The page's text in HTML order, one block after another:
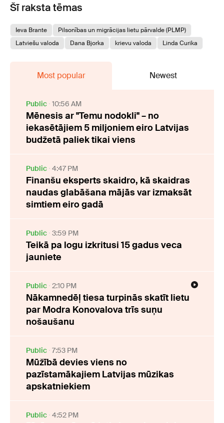
Šī raksta tēmas
Ieva Brante
Pilsonības un migrācijas lietu pārvalde (PLMP)
Latviešu valoda
Dana Bjorka krievu valoda Linda Curika
Most popular Newest
Public 10:56 AM
Mēnesis ar "Temu nodokli" – no
iekasētājiem 5 miljoniem eiro Latvijas
budžetā paliek tikai viens
Public 4:47 PM
Finanšu eksperts skaidro, kā skaidras
naudas glabāšana mājās var izmaksāt
simtiem eiro gadā
Public 3:59 PM
Teikā pa logu izkritusi 15 gadus veca
jauniete
Public 2:10 PM
Nākamnedēļ tiesa turpinās skatīt lietu
par Modra Konovalova trīs suņu
nošaušanu
Public 7:53 PM
Mūžībā devies viens no
pazīstamākajiem Latvijas mūzikas
apskatniekiem
Public 4:52 PM